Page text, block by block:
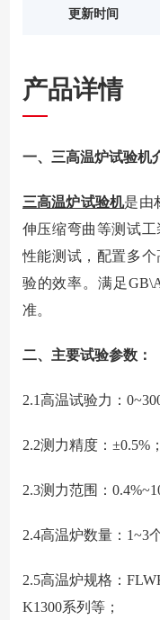
更新时间
产品详情
一、三高温炉试验机
三高温炉试验机是由
伸压缩弯曲等测试
性能测试，配置多
验的效率。满足
准。
二、主要试验参数：
2.1高温试验力：
2.2测力精度：±0.5%；
2.3测力范围：
2.4高温炉数量：1~3
2.5高温炉规格：
K1300系列等；